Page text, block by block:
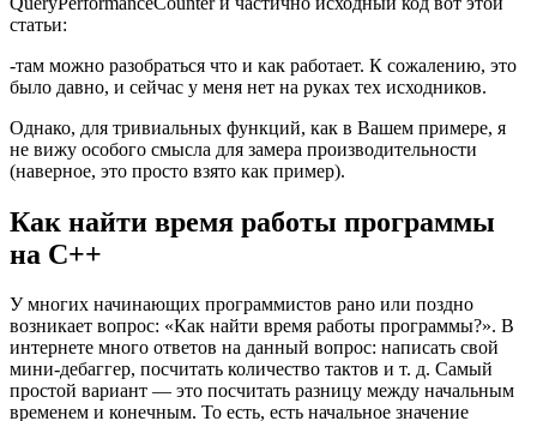
статьи:
-там можно разобраться что и как работает. К сожалению, это
было давно, и сейчас у меня нет на руках тех исходников.
Однако, для тривиальных функций, как в Вашем примере, я
не вижу особого смысла для замера производительности
(наверное, это просто взято как пример).
Как найти время работы программы
на С++
У многих начинающих программистов рано или поздно
возникает вопрос: «Как найти время работы программы?». В
интернете много ответов на данный вопрос: написать свой
мини-дебаггер, посчитать количество тактов и т. д. Самый
простой вариант — это посчитать разницу между начальным
временем и конечным. То есть, есть начальное значение